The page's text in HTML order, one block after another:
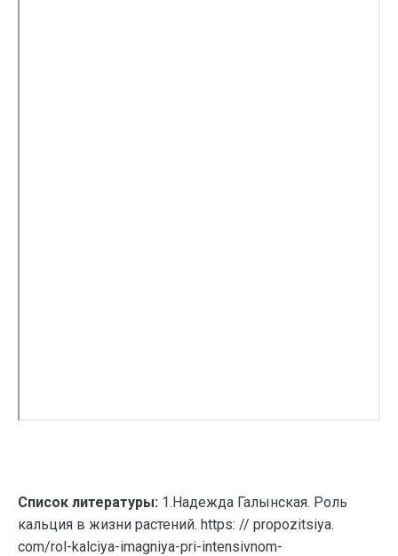
Список литературы: 1.Надежда Галынская. Роль
кальция в жизни растений. https: // propozitsiya.
com/rol-kalciya-imagniya-pri-intensivnom-